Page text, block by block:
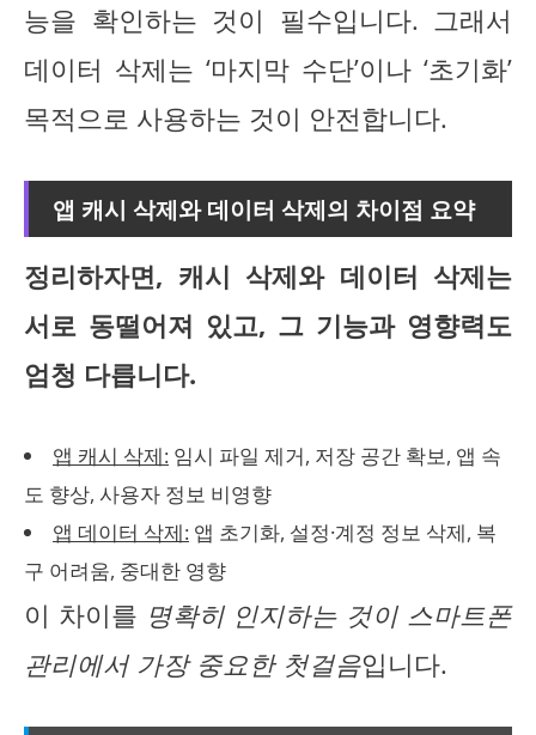
능을 확인하는 것이 필수입니다. 그래서
데이터 삭제는 ‘마지막 수단’이나 ‘초기화’
목적으로 사용하는 것이 안전합니다.
앱 캐시 삭제와 데이터 삭제의 차이점 요약
정리하자면, 캐시 삭제와 데이터 삭제는
서로 동떨어져 있고, 그 기능과 영향력도
엄청 다릅니다.
앱 캐시 삭제: 임시 파일 제거, 저장 공간 확보, 앱 속
도 향상, 사용자 정보 비영향
앱 데이터 삭제: 앱 초기화, 설정·계정 정보 삭제, 복
구 어려움, 중대한 영향
이 차이를 명확히 인지하는 것이 스마트폰
관리에서 가장 중요한 첫걸음입니다.